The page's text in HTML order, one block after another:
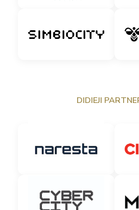
DIDIEJI